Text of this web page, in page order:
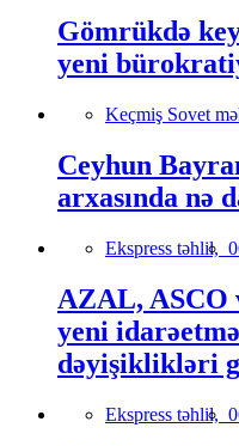
Gömrükdə
yeni
Keçmiş Sovet
Ceyhun
arxasında nə
Ekspress təhlil,
AZAL, ASCO
yeni
dəyişiklikləri
Ekspress təhlil,